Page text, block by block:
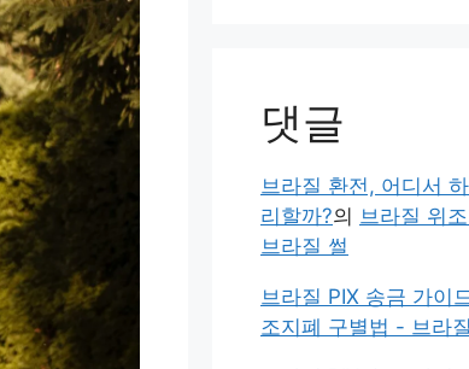
댓글
브라질 환전, 어디서
리할까?의 브라질 위
브라질 썰
브라질 PIX 송금 가이
조지폐 구별법 - 브라